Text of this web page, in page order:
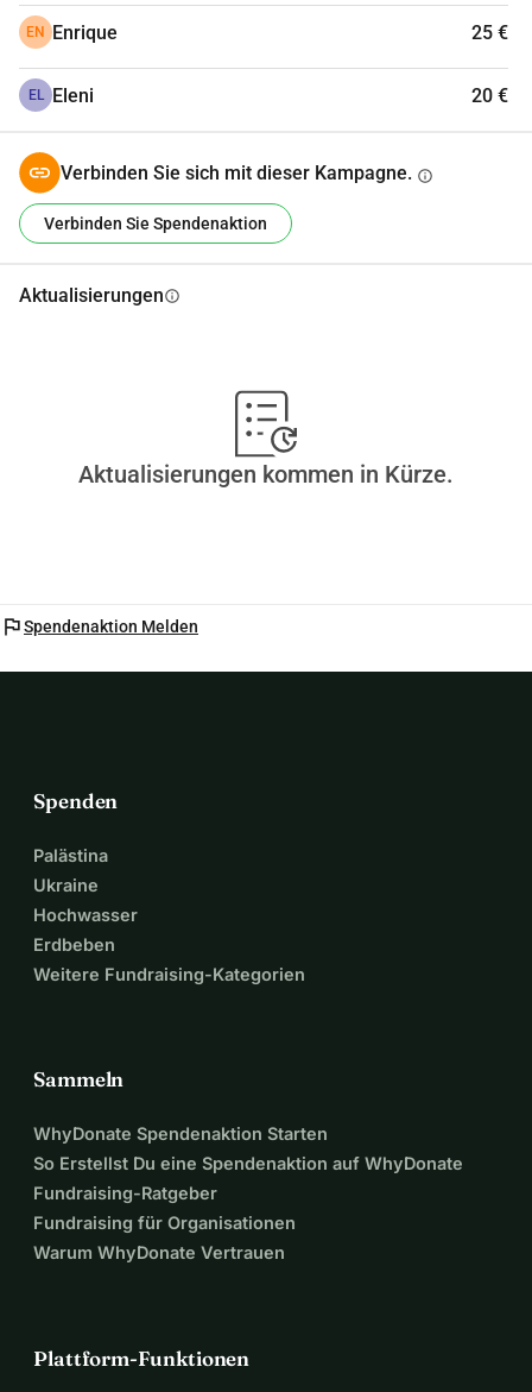
EN Enrique 25 €
EL Eleni 20 €
Verbinden Sie sich mit dieser Kampagne. info
Verbinden Sie Spendenaktion
Aktualisierungeninfo
Aktualisierungen kommen in Kürze.
flagSpendenaktion Melden
Spenden
Palästina
Ukraine
Hochwasser
Erdbeben
Weitere Fundraising-Kategorien
Sammeln
WhyDonate Spendenaktion Starten
So Erstellst Du eine Spendenaktion auf WhyDonate
Fundraising-Ratgeber
Fundraising für Organisationen
Warum WhyDonate Vertrauen
Plattform-Funktionen